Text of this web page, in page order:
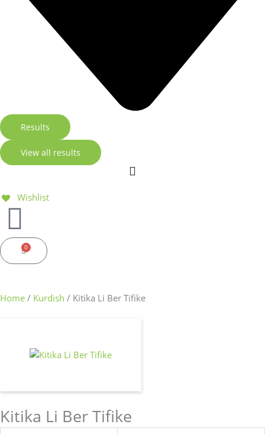
Results
View all results
Wishlist
0
Basket
Home / Kurdish / Kitika Li Ber Tifike
Kitika Li Ber Tifike